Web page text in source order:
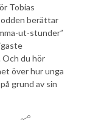
Tobias
berättar
ut-stunder”
Och du hör
över hur unga
grund av sin